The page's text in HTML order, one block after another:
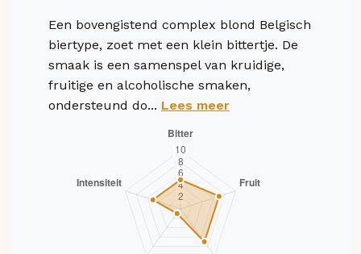
Een bovengistend complex blond Belgisch
biertype, zoet met een klein bittertje. De
smaak is een samenspel van kruidige,
fruitige en alcoholische smaken,
ondersteund do... Lees meer